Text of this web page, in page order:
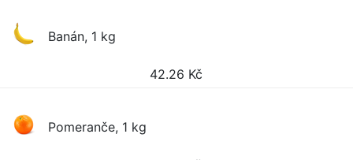
Banán, 1 kg
42.26 Kč
Pomeranče, 1 kg